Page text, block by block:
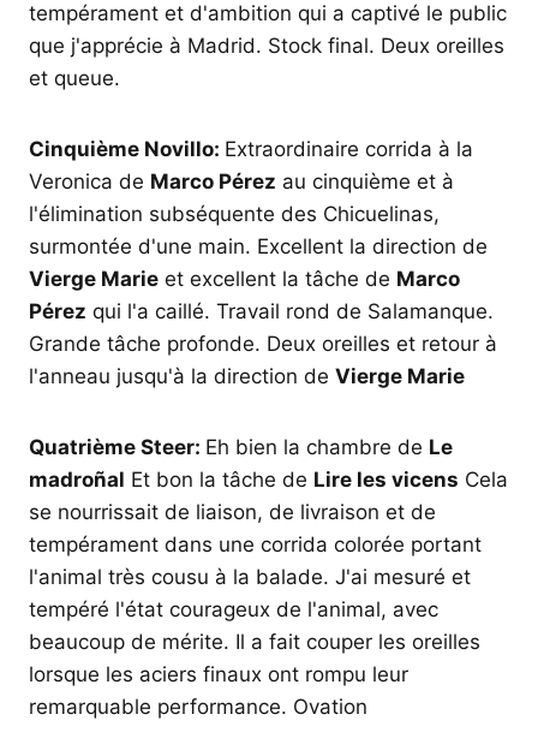
tempérament et d'ambition qui a captivé le public
que j'apprécie à Madrid. Stock final. Deux oreilles
et queue.
Cinquième Novillo: Extraordinaire corrida à la
Veronica de Marco Pérez au cinquième et à
l'élimination subséquente des Chicuelinas,
surmontée d'une main. Excellent la direction de
Vierge Marie et excellent la tâche de Marco
Pérez qui l'a caillé. Travail rond de Salamanque.
Grande tâche profonde. Deux oreilles et retour à
l'anneau jusqu'à la direction de Vierge Marie
Quatrième Steer: Eh bien la chambre de Le
madroñal Et bon la tâche de Lire les vicens Cela
se nourrissait de liaison, de livraison et de
tempérament dans une corrida colorée portant
l'animal très cousu à la balade. J'ai mesuré et
tempéré l'état courageux de l'animal, avec
beaucoup de mérite. Il a fait couper les oreilles
lorsque les aciers finaux ont rompu leur
remarquable performance. Ovation